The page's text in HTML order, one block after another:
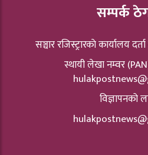
सम्पर्क
सञ्चार रजिस्ट्रारकाे कार्यालय
स्थायी लेखा नम्वर
विज्ञापनको